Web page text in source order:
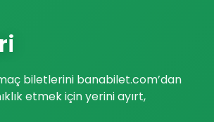
biletlerini banabilet.com’dan
etmek için yerini ayırt,